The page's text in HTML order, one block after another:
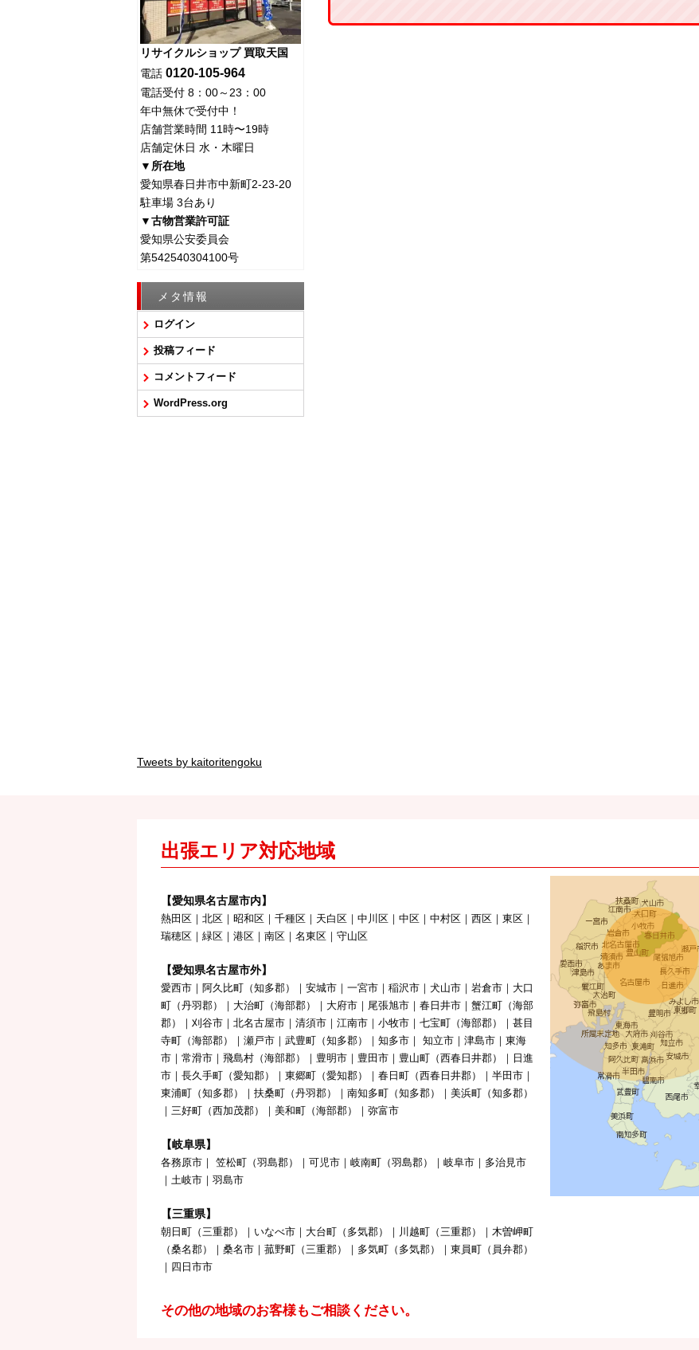
リサイクルショップ 買取天国
電話 0120-105-964
電話受付 8：00～23：00
年中無休で受付中！
店舗営業時間 11時〜19時
店舗定休日 水・木曜日
▼所在地
愛知県春日井市中新町2-23-20
駐車場 3台あり
▼古物営業許可証
愛知県公安委員会
第542540304100号
メタ情報
ログイン
投稿フィード
コメントフィード
WordPress.org
Tweets by kaitoritengoku
出張エリア対応地域
【愛知県名古屋市内】
熱田区｜北区｜昭和区｜千種区｜天白区｜中川区｜中区｜中村区｜西区｜東区｜
瑞穂区｜緑区｜港区｜南区｜名東区｜守山区
【愛知県名古屋市外】
愛西市｜阿久比町（知多郡）｜安城市｜一宮市｜稲沢市｜犬山市｜岩倉市｜大口
町（丹羽郡）｜大治町（海部郡）｜大府市｜尾張旭市｜春日井市｜蟹江町（海部
郡）｜刈谷市｜北名古屋市｜清須市｜江南市｜小牧市｜七宝町（海部郡）｜甚目
寺町（海部郡）｜瀬戸市｜武豊町（知多郡）｜知多市｜ 知立市｜津島市｜東海
市｜常滑市｜飛島村（海部郡）｜豊明市｜豊田市｜豊山町（西春日井郡）｜日進
市｜長久手町（愛知郡）｜東郷町（愛知郡）｜春日町（西春日井郡）｜半田市｜
東浦町（知多郡）｜扶桑町（丹羽郡）｜南知多町（知多郡）｜美浜町（知多郡）
｜三好町（西加茂郡）｜美和町（海部郡）｜弥富市
【岐阜県】
各務原市｜ 笠松町（羽島郡）｜可児市｜岐南町（羽島郡）｜岐阜市｜多治見市
｜土岐市｜羽島市
【三重県】
朝日町（三重郡）｜いなべ市｜大台町（多気郡）｜川越町（三重郡）｜木曽岬町
（桑名郡）｜桑名市｜菰野町（三重郡）｜多気町（多気郡）｜東員町（員弁郡）
｜四日市市
その他の地域のお客様もご相談ください。